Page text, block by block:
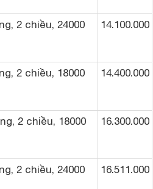
2 chiều, 24000
14.100.000
2 chiều, 18000
14.400.000
2 chiều, 18000
16.300.000
2 chiều, 24000
16.511.000